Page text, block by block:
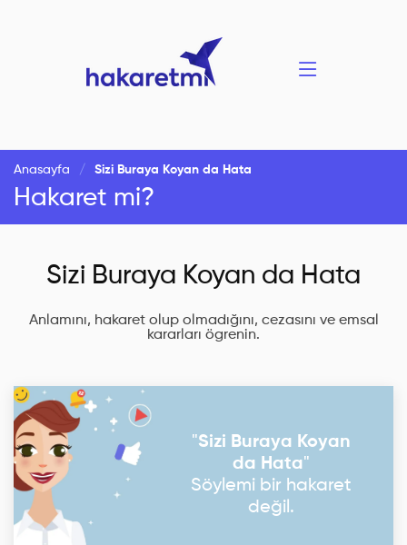
Anasayfa Sizi Buraya Koyan da Hata
Hakaret mi?
Sizi Buraya Koyan da Hata
Anlamını, hakaret olup olmadığını, cezasını ve emsal
kararları ögrenin.
"Sizi Buraya Koyan
da Hata"
Söylemi bir hakaret
değil.